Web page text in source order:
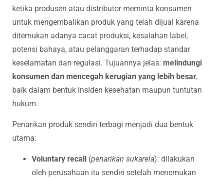
ketika produsen atau distributor meminta konsumen
untuk mengembalikan produk yang telah dijual karena
ditemukan adanya cacat produksi, kesalahan label,
potensi bahaya, atau pelanggaran terhadap standar
keselamatan dan regulasi. Tujuannya jelas: melindungi
konsumen dan mencegah kerugian yang lebih besar,
baik dalam bentuk insiden kesehatan maupun tuntutan
hukum.
Penarikan produk sendiri terbagi menjadi dua bentuk
utama:
Voluntary recall (penarikan sukarela): dilakukan
oleh perusahaan itu sendiri setelah menemukan